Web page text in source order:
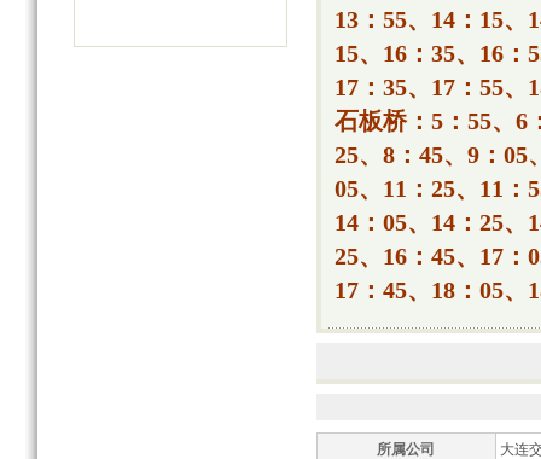
13：55、14：15、
15、16：35、16：
17：35、17：55、
石板桥：5：55、6
25、8：45、9：05
05、11：25、11：
14：05、14：25、
25、16：45、17：
17：45、18：05、
所属公司
大连